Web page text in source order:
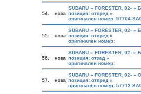
54. нова
SUBARU » FORESTER, 02- »
позиция: отпред »
оригинален номер: 57704-
55. нова
SUBARU » FORESTER, 02- »
позиция: отпред »
оригинален номер:
56. нова
SUBARU » FORESTER, 02- »
позиция: отзад »
оригинален номер:
57. нова
SUBARU » FORESTER, 02-
позиция: отпред »
оригинален номер: 57712-